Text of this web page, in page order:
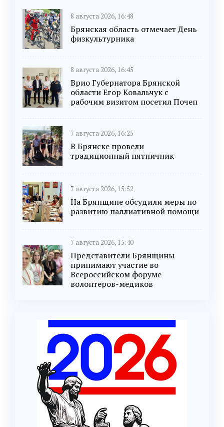
8 августа 2026, 16:48
Брянская область отмечает День
физкультурника
8 августа 2026, 16:45
Врио Губернатора Брянской
области Егор Ковальчук с
рабочим визитом посетил Почеп
7 августа 2026, 16:25
В Брянске провели
традиционный пятничник
7 августа 2026, 15:52
На Брянщине обсудили меры по
развитию паллиативной помощи
7 августа 2026, 15:40
Представители Брянщины
принимают участие во
Всероссийском форуме
волонтеров-медиков